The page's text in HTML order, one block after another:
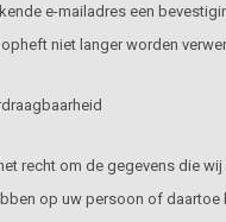
e-mailadres een
niet langer worden
recht om de gegevens die
op uw persoon of daartoe